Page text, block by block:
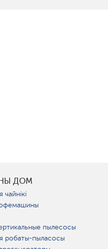
ДОМ
чайнікі
пылесосы
робаты-пыласосы